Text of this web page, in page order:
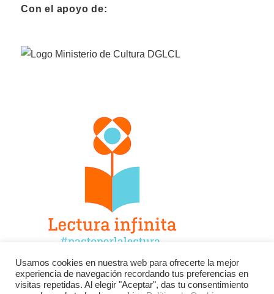
Con el apoyo de:
Facebook Twitter Instagram
Usamos cookies en nuestra web para ofrecerte la mejor
experiencia de navegación recordando tus preferencias en
visitas repetidas. Al elegir "Aceptar", das tu consentimiento